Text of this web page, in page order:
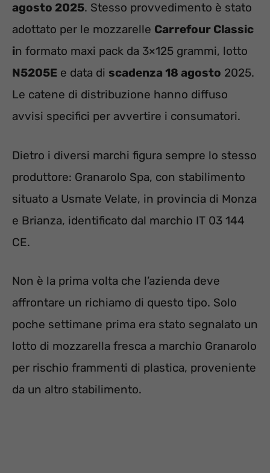
agosto 2025. Stesso provvedimento è stato
adottato per le mozzarelle Carrefour Classic
in formato maxi pack da 3×125 grammi, lotto
N5205E e data di scadenza 18 agosto 2025.
Le catene di distribuzione hanno diffuso
avvisi specifici per avvertire i consumatori.
Dietro i diversi marchi figura sempre lo stesso
produttore: Granarolo Spa, con stabilimento
situato a Usmate Velate, in provincia di Monza
e Brianza, identificato dal marchio IT 03 144
CE.
Non è la prima volta che l’azienda deve
affrontare un richiamo di questo tipo. Solo
poche settimane prima era stato segnalato un
lotto di mozzarella fresca a marchio Granarolo
per rischio frammenti di plastica, proveniente
da un altro stabilimento.